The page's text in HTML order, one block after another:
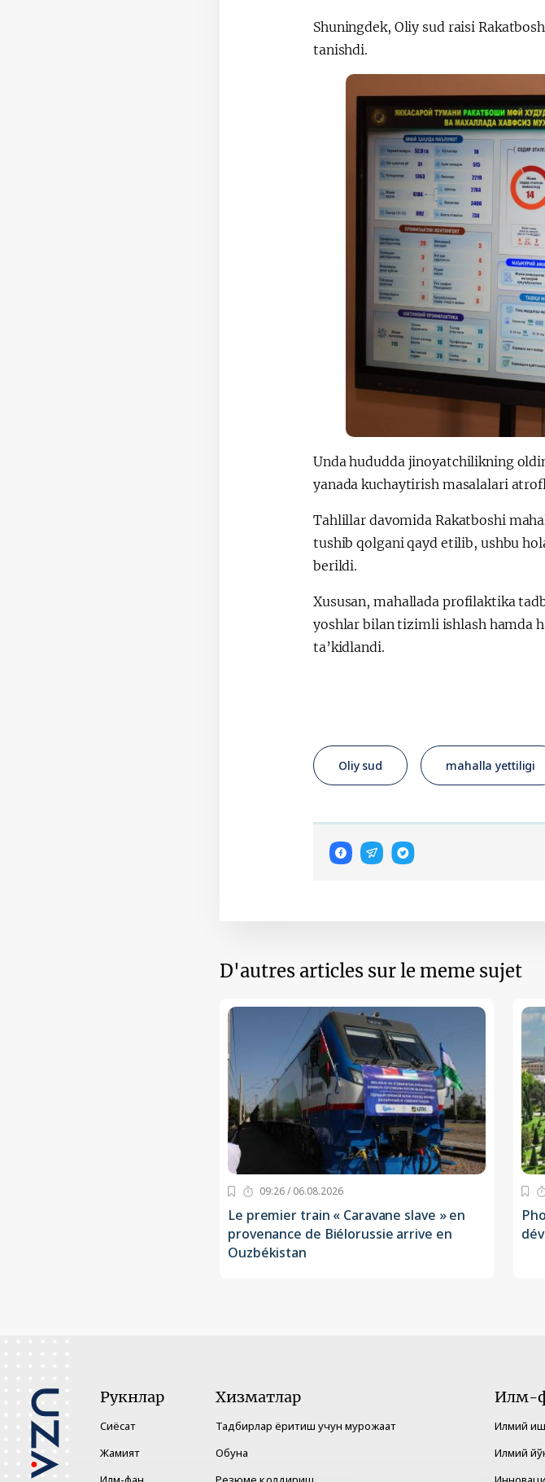
Shuningdek, Oliy sud raisi
tanishdi.
Unda hududda jinoyatchilikning
yanada kuchaytirish masalalari
Tahlillar davomida Rakatboshi
tushib qolgani qayd etilib, ushbu
berildi.
Xususan, mahallada profilaktika
yoshlar bilan tizimli ishlash hamda
ta’kidlandi.
Oliy sud mahalla yettiligi
D'autres articles sur le meme sujet
09:26 / 06.08.2026
Le premier train « Caravane slave » en
provenance de Biélorussie arrive en
Ouzbékistan
Рукнлар
Сиёсат
Жамият
Хизматлар
Тадбирлар ёритиш учун мурожаат
Обуна
Илм-
Илмий
Илмий